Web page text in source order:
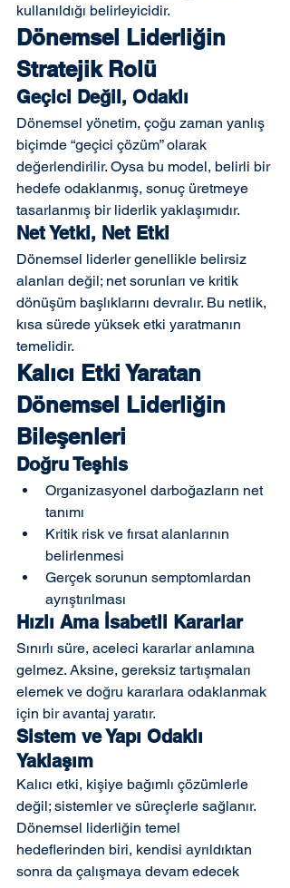
kullanıldığı belirleyicidir.
Dönemsel Liderliğin
Stratejik Rolü
Geçici Değil, Odaklı
Dönemsel yönetim, çoğu zaman yanlış
biçimde “geçici çözüm” olarak
değerlendirilir. Oysa bu model, belirli bir
hedefe odaklanmış, sonuç üretmeye
tasarlanmış bir liderlik yaklaşımıdır.
Net Yetki, Net Etki
Dönemsel liderler genellikle belirsiz
alanları değil; net sorunları ve kritik
dönüşüm başlıklarını devralır. Bu netlik,
kısa sürede yüksek etki yaratmanın
temelidir.
Kalıcı Etki Yaratan
Dönemsel Liderliğin
Bileşenleri
Doğru Teşhis
Organizasyonel darboğazların net
tanımı
Kritik risk ve fırsat alanlarının
belirlenmesi
Gerçek sorunun semptomlardan
ayrıştırılması
Hızlı Ama İsabetli Kararlar
Sınırlı süre, aceleci kararlar anlamına
gelmez. Aksine, gereksiz tartışmaları
elemek ve doğru kararlara odaklanmak
için bir avantaj yaratır.
Sistem ve Yapı Odaklı
Yaklaşım
Kalıcı etki, kişiye bağımlı çözümlerle
değil; sistemler ve süreçlerle sağlanır.
Dönemsel liderliğin temel
hedeflerinden biri, kendisi ayrıldıktan
sonra da çalışmaya devam edecek